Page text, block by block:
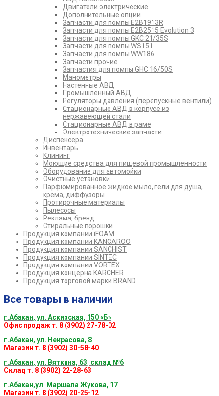
Двигатели электрические
Дополнительные опции
Запчасти для помпы E2B1913R
Запчасти для помпы E2B2515 Evolution 3
Запчасти для помпы GKC 21/35S
Запчасти для помпы WS151
Запчасти для помпы WW186
Запчасти прочие
Запчастия для помпы GHC 16/50S
Манометры
Настенные АВД
Промышленный АВД
Регуляторы давления (перепускные вентили)
Стационарные АВД в корпусе из
нержавеющей стали
Стационарные АВД в раме
Электротехнические запчасти
Диспенсера
Инвентарь
Клининг
Моющие средства для пищевой промышленности
Оборудование для автомойки
Очистные установки
Парфюмированное жидкое мыло, гели для душа,
крема, диффузоры
Протирочные материалы
Пылесосы
Реклама, бренд
Стиральные порошки
Продукция компании iFOAM
Продукция компании KANGAROO
Продукция компании SANCHIST
Продукция компании SINTEC
Продукция компании VORTEX
Продукция концерна KARCHER
Продукция торговой марки BRAND
Все товары в наличии
г.Абакан, ул. Аскизская, 150 «Б»
Офис продаж т. 8 (3902) 27-78-02
г.Абакан, ул. Некрасова, 8
Магазин т. 8 (3902) 30-58-40
г.Абакан, ул. Вяткина, 63, склад №6
Склад т. 8 (3902) 22-28-63
г.Абакан,ул. Маршала Жукова, 17
Магазин т. 8 (3902) 20-25-12